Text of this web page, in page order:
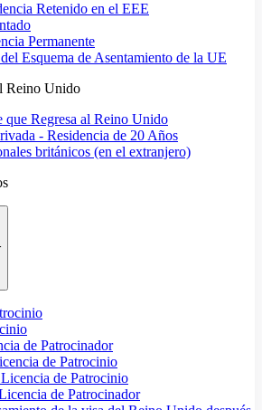
Retenido en el EEE
Permanente
Esquema de Asentamiento de la UE
Reino Unido
que Regresa al Reino Unido
- Residencia de 20 Años
británicos (en el extranjero)
de Patrocinador
de Patrocinio
de Patrocinio
de Patrocinador